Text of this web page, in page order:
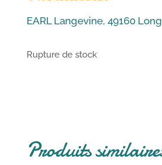
EARL Langevine, 49160
Rupture de stock
Produits